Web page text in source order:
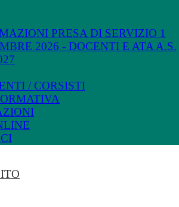
PRESA DI SERVIZIO 1
2026 - DOCENTI E ATA A.S.
/ CORSISTI